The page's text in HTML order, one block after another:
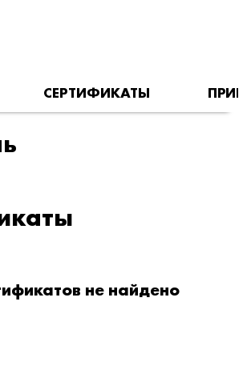
СЕРТИФИКАТЫ
не найдено